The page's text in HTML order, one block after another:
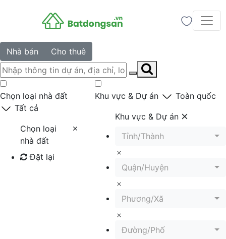
Nhà bán Cho thuê
Chọn loại nhà đất
Tất cả
Chọn loại
nhà đất
Đặt lại
Khu vực & Dự án Toàn quốc
Khu vực & Dự án
Tỉnh/Thành
Quận/Huyện
Phương/Xã
Đường/Phố